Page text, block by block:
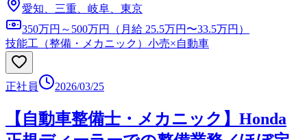
愛知、三重、岐阜、東京
350万円～500万円（月給 25.5万円〜33.5万円）
技能工（整備・メカニック） 小売×自動車
正社員 2026/03/25
【自動車整備士・メカニック】Honda